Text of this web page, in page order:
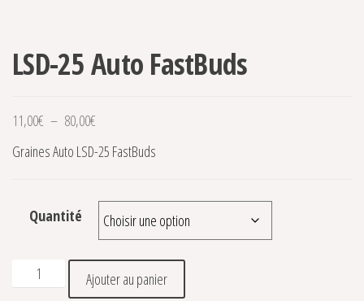
LSD-25 Auto FastBuds
11,00€ – 80,00€
Graines Auto LSD-25 FastBuds
Quantité
quantité de LSD-25 Auto FastBuds
Ajouter au panier